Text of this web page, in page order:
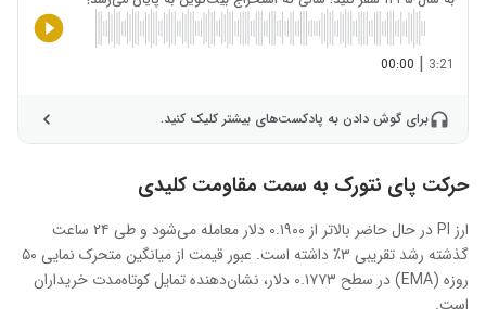
3:21
|
00:00
برای گوش دادن به پادکست‌های بیشتر کلیک کنید.
حرکت پای نتورک به سمت مقاومت کلیدی
ارز PI در حال حاضر بالاتر از ۰.۱۹۰۰ دلار معامله می‌شود و طی ۲۴ ساعت
گذشته رشد تقریبی ۳٪ داشته است. عبور قیمت از میانگین متحرک نمایی ۵۰
روزه (EMA) در سطح ۰.۱۷۷۳ دلار، نشان‌دهنده تمایل کوتاه‌مدت خریداران
است.